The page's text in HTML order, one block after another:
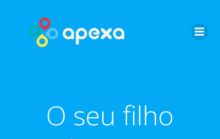
content
O seu filho